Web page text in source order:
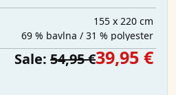
155 x 220 cm
69 % bavlna / 31 % polyester
Sale: 54,95 €39,95 €